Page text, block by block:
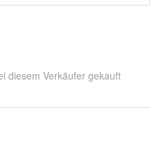
diesem Verkäufer gekauft